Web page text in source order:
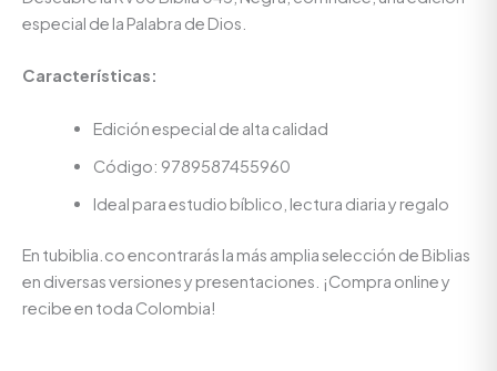
especial de la Palabra de Dios.
Características:
Edición especial de alta calidad
Código: 9789587455960
Ideal para estudio bíblico, lectura diaria y regalo
En tubiblia.co encontrarás la más amplia selección de Biblias
en diversas versiones y presentaciones. ¡Compra online y
recibe en toda Colombia!